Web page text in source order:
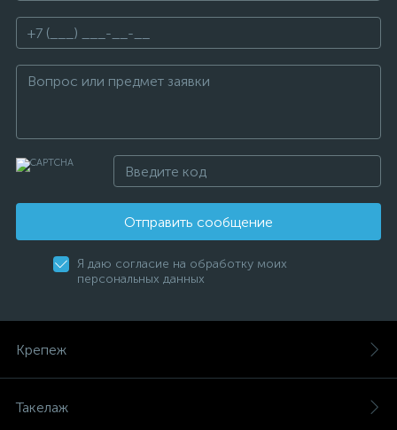
Отправить сообщение
Я даю согласие на обработку моих
персональных данных
Крепеж
Такелаж